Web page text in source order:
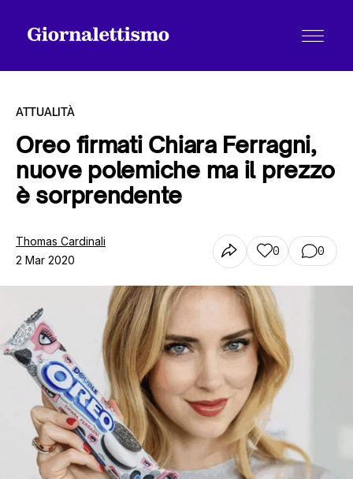
Tutti gli articoli
Chi siamo
ATTUALITÀ
Oreo firmati Chiara Ferragni,
nuove polemiche ma il prezzo
è sorprendente
Thomas Cardinali
2 Mar 2020
0 0